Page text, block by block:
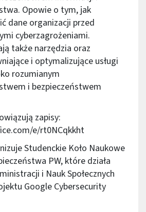
Opowie o tym, jak
dane organizacji przed
cyberzagrożeniami.
także narzędzia oraz
i optymalizujące usługi
rozumianym
i bezpieczeństwem
zapisy:
e/rt0NCqkkht
Studenckie Koło Naukowe
PW, które działa
i Nauk Społecznych
Google Cybersecurity